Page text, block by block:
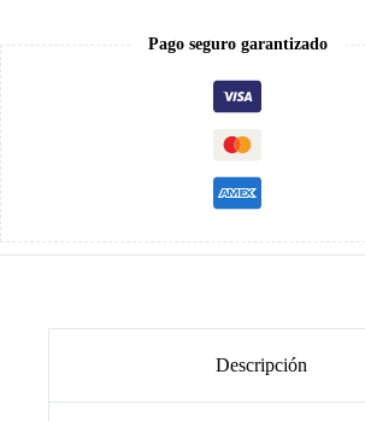
Pago seguro garantizado
Descripción